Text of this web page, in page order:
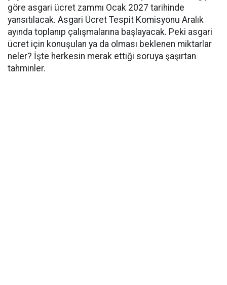
göre asgari ücret zammı Ocak 2027 tarihinde
yansıtılacak. Asgari Ücret Tespit Komisyonu Aralık
ayında toplanıp çalışmalarına başlayacak. Peki asgari
ücret için konuşulan ya da olması beklenen miktarlar
neler? İşte herkesin merak ettiği soruya şaşırtan
tahminler.